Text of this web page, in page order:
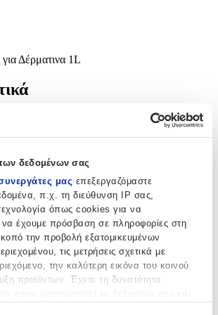
δεδομένων σας
μας επεξεργαζόμαστε
π.χ. τη διεύθυνση IP σας,
όπως cookies για να
έχουμε πρόσβαση σε πληροφορίες στη
την προβολή εξατομικευμένων
τις μετρήσεις σχετικά με
την καλύτερη εικόνα του κοινού
προϊόντων. Έχετε τη δυνατότητα
Δέρματινα 1L